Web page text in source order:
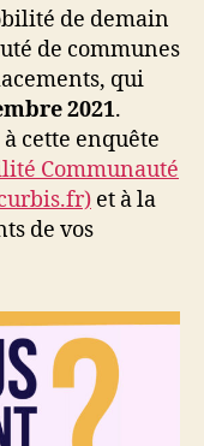
en
clunisois
de demain
de communes
qui
2021.
cette enquête
Communauté
et à la
de vos